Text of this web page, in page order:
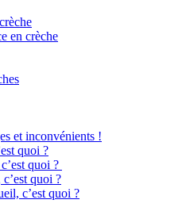
en crèche
et inconvénients !
quoi ?
quoi ?
quoi ?
c’est quoi ?